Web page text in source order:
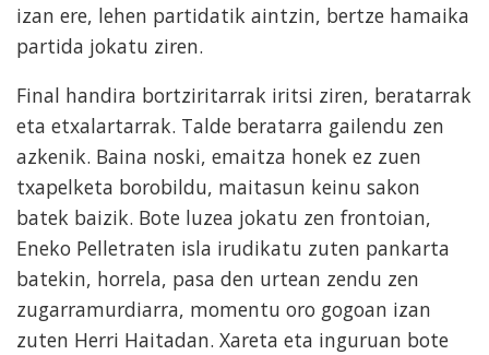
izan ere, lehen partidatik aintzin, bertze hamaika
partida jokatu ziren.
Final handira bortziritarrak iritsi ziren, beratarrak
eta etxalartarrak. Talde beratarra gailendu zen
azkenik. Baina noski, emaitza honek ez zuen
txapelketa borobildu, maitasun keinu sakon
batek baizik. Bote luzea jokatu zen frontoian,
Eneko Pelletraten isla irudikatu zuten pankarta
batekin, horrela, pasa den urtean zendu zen
zugarramurdiarra, momentu oro gogoan izan
zuten Herri Haitadan. Xareta eta inguruan bote